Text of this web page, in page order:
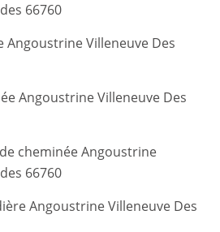
Villeneuve Des Escaldes 66760
Angoustrine Villeneuve Des
Angoustrine Villeneuve Des
cheminée Angoustrine
Villeneuve Des Escaldes 66760
Angoustrine Villeneuve Des